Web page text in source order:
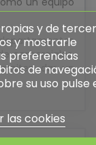
los pilares
las cosas,
y de
y mostrarle
preferencias
de
su uso pulse
las cookies